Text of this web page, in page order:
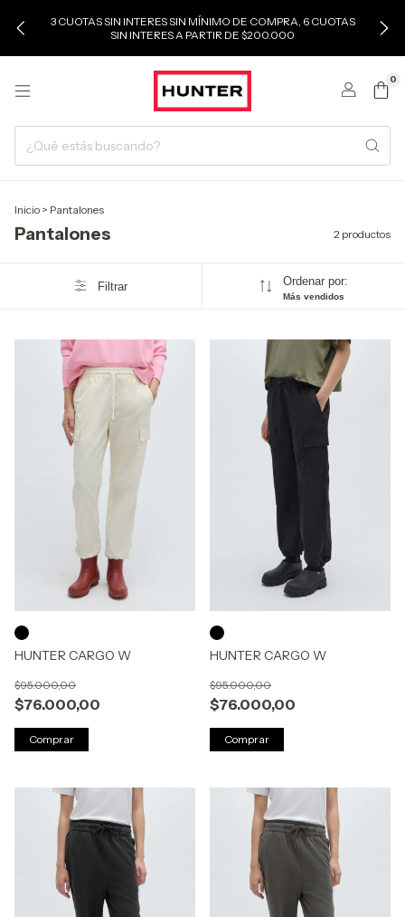
3 CUOTAS SIN INTERES SIN MÍNIMO DE COMPRA, 6 CUOTAS
SIN INTERES A PARTIR DE $200.000
0
Inicio > Pantalones
Pantalones 2 productos
Filtrar Ordenar por:
Más vendidos
HUNTER CARGO W
$76.000,00
$95.000,00
Comprar
HUNTER CARGO W
$76.000,00
$95.000,00
Comprar